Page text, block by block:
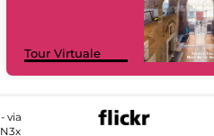
Tour Virtuale